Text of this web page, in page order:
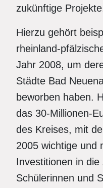
zukünftige
Hierzu gehört
rheinland-
Jahr 2008, um
Städte Bad
beworben haben.
das 30-Millionen-
des Kreises, mit
2005 wichtige und
Investitionen in
Schülerinnen und